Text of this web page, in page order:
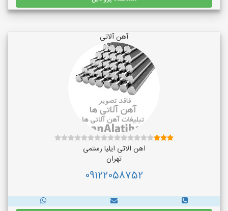
آهن آلاتی
اهن الاتی ایلیا رستمی
تهران
09122058752